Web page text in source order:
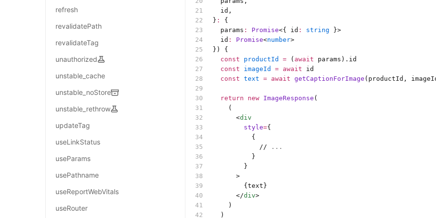
refresh
revalidatePath
revalidateTag
unauthorized
unstable_cache
unstable_noStore
unstable_rethrow
updateTag
useLinkStatus
useParams
usePathname
useReportWebVitals
useRouter
  id,
} :
{
  params
: Promise<{ id : string }>
  id
: Promise<number>
}) {
  const
productId = ( await params).id
  const
imageId = await id
  const
text = await getCaptionForImage (productId,
  return
new ImageResponse (
    (
      <
div
        style
={
          {
            //
...
          }
        }
      >
        {text}
      </
div>
    )
  )